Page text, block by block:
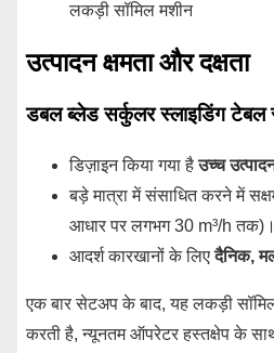
लकड़ी सॉमिल मशीन
उत्पादन क्षमता और दक्षता
डबल ब्लेड सर्कुलर स्लाइडिंग टेबल
डिज़ाइन किया गया हैउच्च
बड़े मात्रा में संसाधित करने में
आधार पर लगभग 30 m³/h तक)।
आदर्श कारखानों के लिएदैनिक,
एक बार सेटअप के बाद, यह लकड़ी
करती है, न्यूनतम ऑपरेटर हस्तक्षेप के